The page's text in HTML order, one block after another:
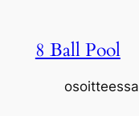
8 Ball Pool
osoitteessa